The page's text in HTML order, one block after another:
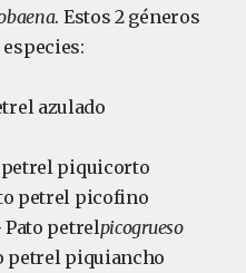
. Estos 2 géneros
azulado
piquicorto
petrel picofino
Pato petrelpicogrueso
petrel piquiancho